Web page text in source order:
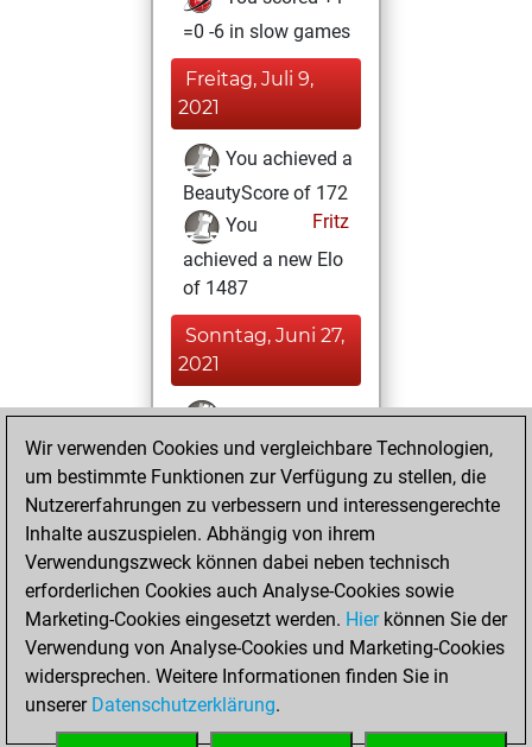
=0 -6 in slow games
Freitag, Juli 9,
2021
You achieved a
BeautyScore of 172
Fritz
You
achieved a new Elo
of 1487
Sonntag, Juni 27,
2021
You won
against Fritz
Fritz
You played 11
blitz games
Play
You scored +0
=0 -11 in blitz
Sonntag, Juni 13,
2021
You created
Wir verwenden Cookies und vergleichbare Technologien,
um bestimmte Funktionen zur Verfügung zu stellen, die
Nutzererfahrungen zu verbessern und interessengerechte
Inhalte auszuspielen. Abhängig von ihrem
Verwendungszweck können dabei neben technisch
erforderlichen Cookies auch Analyse-Cookies sowie
Marketing-Cookies eingesetzt werden. Hierkönnen Sie der
Verwendung von Analyse-Cookies und Marketing-Cookies
widersprechen. Weitere Informationen finden Sie in
unserer Datenschutzerklärung.